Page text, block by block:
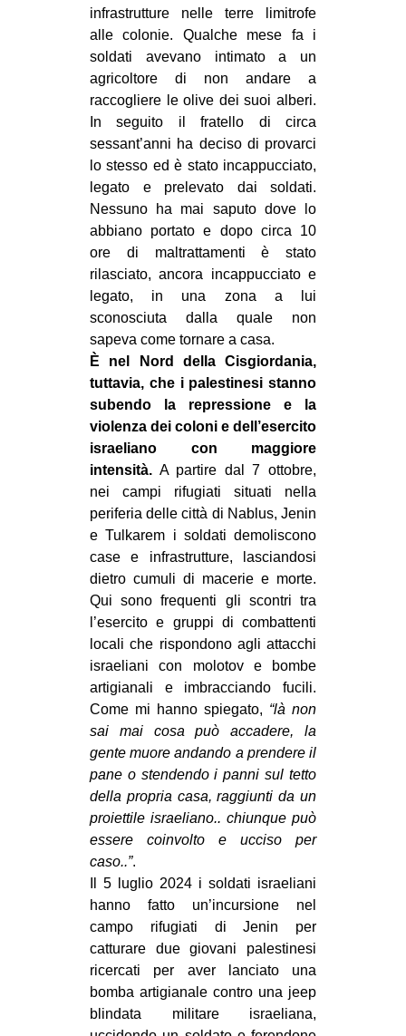
infrastrutture nelle terre limitrofe
alle colonie. Qualche mese fa i
soldati avevano intimato a un
agricoltore di non andare a
raccogliere le olive dei suoi alberi.
In seguito il fratello di circa
sessant’anni ha deciso di provarci
lo stesso ed è stato incappucciato,
legato e prelevato dai soldati.
Nessuno ha mai saputo dove lo
abbiano portato e dopo circa 10
ore di maltrattamenti è stato
rilasciato, ancora incappucciato e
legato, in una zona a lui
sconosciuta dalla quale non
sapeva come tornare a casa.
È nel Nord della Cisgiordania,
tuttavia, che i palestinesi stanno
subendo la repressione e la
violenza dei coloni e dell’esercito
israeliano con maggiore
intensità. A partire dal 7 ottobre,
nei campi rifugiati situati nella
periferia delle città di Nablus, Jenin
e Tulkarem i soldati demoliscono
case e infrastrutture, lasciandosi
dietro cumuli di macerie e morte.
Qui sono frequenti gli scontri tra
l’esercito e gruppi di combattenti
locali che rispondono agli attacchi
israeliani con molotov e bombe
artigianali e imbracciando fucili.
Come mi hanno spiegato, “là non
sai mai cosa può accadere, la
gente muore andando a prendere il
pane o stendendo i panni sul tetto
della propria casa, raggiunti da un
proiettile israeliano.. chiunque può
essere coinvolto e ucciso per
caso..”.
Il 5 luglio 2024 i soldati israeliani
hanno fatto un’incursione nel
campo rifugiati di Jenin per
catturare due giovani palestinesi
ricercati per aver lanciato una
bomba artigianale contro una jeep
blindata militare israeliana,